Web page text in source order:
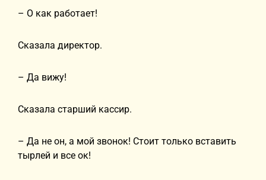
– О как работает!
Сказала директор.
– Да вижу!
Сказала старший кассир.
– Да не он, а мой звонок! Стоит только вставить
тырлей и все ок!